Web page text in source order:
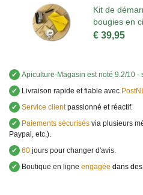
Kit de
bougies en
€ 39,95
✔ Apiculture-Magasin est noté 9.2/10 -
✔
Livraison rapide et fiable avec
✔ Service clientpassionné et réactif.
✔
Paiements sécurisés via plusieurs
Paypal, etc.).
✔ 60 jours pour changer d'avis.
✔
Boutique en ligne engagée dans